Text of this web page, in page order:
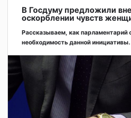
В Госдуму предложили
оскорблении чувств
Рассказываем, как парламентарий
необходимость данной инициативы.